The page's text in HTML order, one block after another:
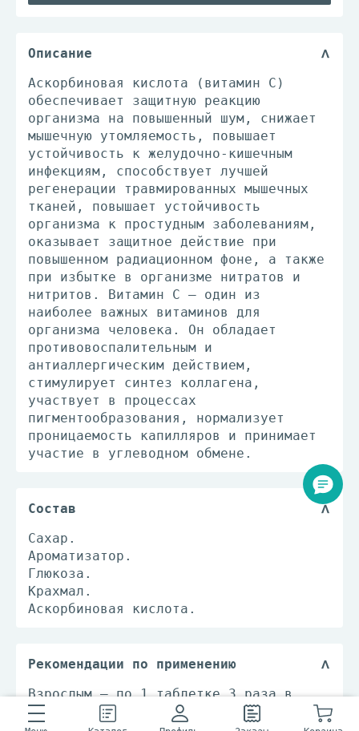
Описание
Аскорбиновая кислота (витамин С)
обеспечивает защитную реакцию
организма на повышенный шум, снижает
мышечную утомляемость, повышает
устойчивость к желудочно-кишечным
инфекциям, способствует лучшей
регенерации травмированных мышечных
тканей, повышает устойчивость
организма к простудным заболеваниям,
оказывает защитное действие при
повышенном радиационном фоне, а также
при избытке в организме нитратов и
нитритов. Витамин С – один из
наиболее важных витаминов для
организма человека. Он обладает
противовоспалительным и
антиаллергическим действием,
стимулирует синтез коллагена,
участвует в процессах
пигментообразования, нормализует
проницаемость капилляров и принимает
участие в углеводном обмене.
Состав
Сахар.
Ароматизатор.
Глюкоза.
Крахмал.
Аскорбиновая кислота.
Рекомендации по применению
Взрослым – по 1 таблетке 3 раза в
день во время еды. Продолжительность